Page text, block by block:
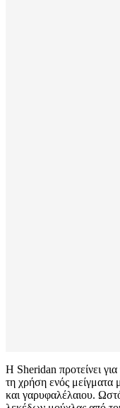
Η Sheridan προτείνει
τη χρήση ενός μείγματα
και γαρυφαλέλαιου.